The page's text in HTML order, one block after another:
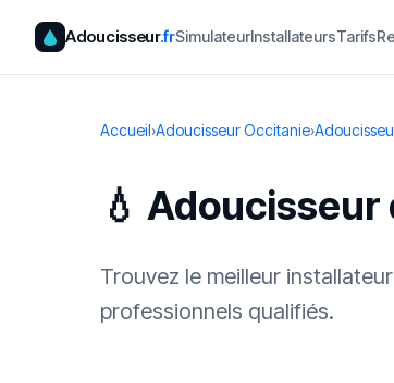
Adoucisseur.frSimulateurInstallateursTarifs
Accueil›Adoucisseur Occitanie›
💧
Trouvez le meilleur
professionnels qualifiés.